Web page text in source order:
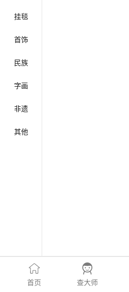
挂毯
首饰
民族
字画
非遗
其他
首页 查大师